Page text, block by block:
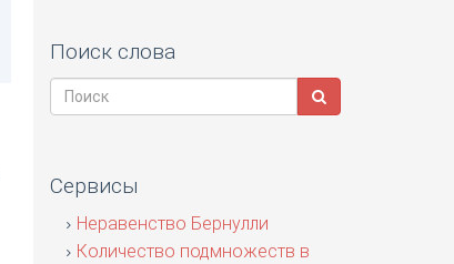
Поиск слова
Сервисы
Неравенство Бернулли
Количество подмножеств в